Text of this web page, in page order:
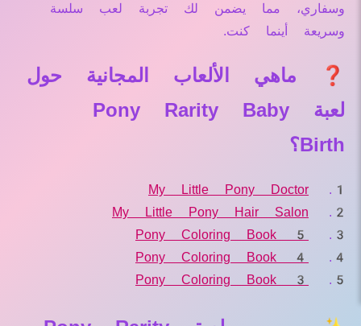
وسفاري، مما يضمن لك تجربة لعب سلسة
وسريعة أينما كنت.
❓ ماهي الألعاب المجانية حول
لعبة Pony Rarity Baby
Birth؟
My Little Pony Doctor
My Little Pony Hair Salon
Pony Coloring Book 5
Pony Coloring Book 4
Pony Coloring Book 3